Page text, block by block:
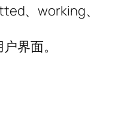
、working、
界面。